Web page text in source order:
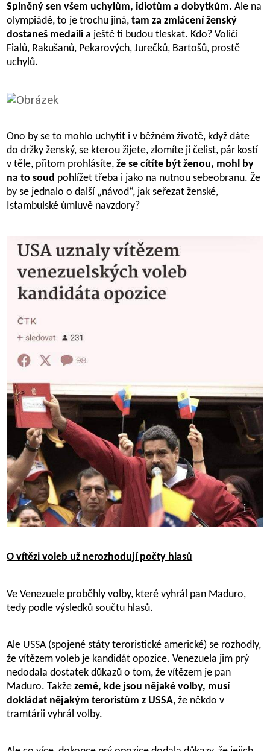
Splněný sen všem uchylům, idiotům a dobytkům. Ale na
olympiádě, to je trochu jiná,tam za zmlácení ženský
dostaneš medaili a ještě ti budou tleskat. Kdo? Voliči
Fialů, Rakušanů, Pekarových, Jurečků, Bartošů, prostě
uchylů.
Ono by se to mohlo uchytit i v běžném životě, když dáte
do držky ženský, se kterou žijete, zlomíte ji čelist, pár kostí
v těle, přitom prohlásíte,že se cítíte být ženou, mohl by
na to soud pohlížet třeba i jako na nutnou sebeobranu. Že
by se jednalo o další „návod“, jak seřezat ženské,
Istambulské úmluvě navzdory?
O vítězi voleb už nerozhodují počty hlasů
Ve Venezuele proběhly volby, které vyhrál pan Maduro,
tedy podle výsledků součtu hlasů.
Ale USSA (spojené státy teroristické americké) se rozhodly,
že vítězem voleb je kandidát opozice. Venezuela jim prý
nedodala dostatek důkazů o tom, že vítězem je pan
Maduro. Takžezemě, kde jsou nějaké volby, musí
dokládat nějakým teroristům z USSA, že někdo v
tramtárii vyhrál volby.